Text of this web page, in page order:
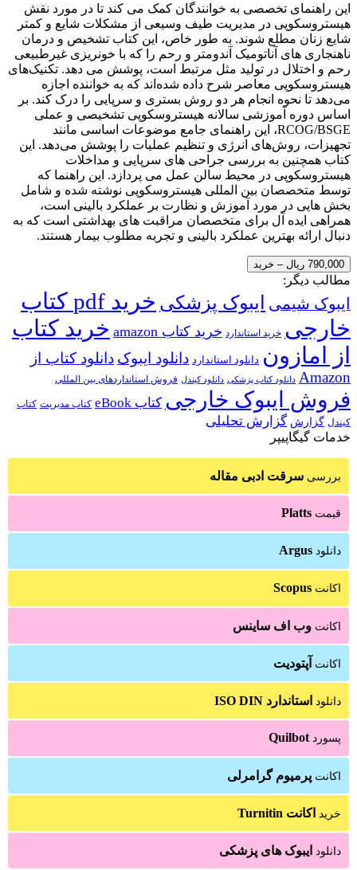
این راهنمای تخصصی به خوانندگان کمک می کند تا در مورد نقش
هیستروسکوپی در مدیریت طیف وسیعی از مشکلات شایع و کمتر
شایع زنان مطلع شوند. به طور خاص، این کتاب تشخیص و درمان
ناهنجاری های آناتومیک آندومتر و رحم را که با خونریزی غیرطبیعی
رحم و اختلال در تولید مثل مرتبط است، پوشش می دهد. تکنیک‌های
هیستروسکوپی معاصر شرح داده شده‌اند که به خواننده اجازه
می‌دهد تا نحوه انجام هر دو روش بستری و سرپایی را درک کند. بر
اساس دوره آموزشی سالانه هیستروسکوپی تشخیصی و عملی
RCOG/BSGE، این راهنمای جامع موضوعات اساسی مانند
تجهیزات، روش‌های انرژی و تنظیم عملیات را پوشش می‌دهد. این
کتاب همچنین به بررسی جراحی های سرپایی و مداخلات
هیستروسکوپی در محیط سالن عمل می پردازد. این راهنما که
توسط متخصصان بین المللی هیستروسکوپی نوشته شده و شامل
بخش هایی در مورد آموزش و نظارت بر عملکرد بالینی است،
همراهی ایده آل برای متخصصان مراقبت های بهداشتی است که به
دنبال ارائه بهترین عملکرد بالینی و تجربه مطلوب بیمار هستند.
790,000 ریال – خرید
مطالب دیگر:
ایبوک شیمی ایبوک پزشکی
خرید pdf کتاب
خارجی خرید استاندارد خرید کتاب amazon
خرید کتاب
از امازون دانلود استاندارد دانلود ایبوک دانلود کتاب از
Amazon دانلود کتاب پزشکی دانلود کیندل فروش استانداردهای بین المللی
فروش ایبوک خارجی کتاب eBook کتاب مدیریت کتاب
کیندل گزارش گزارش تحلیلی
خدمات گیگاپیپر
بررسی سرقت ادبی مقاله
قیمت Platts
دانلود Argus
اکانت Scopus
اکانت وب اف ساینس
اکانت آپتودیت
دانلود استاندارد ISO DIN
پسورد Quilbot
اکانت پرمیوم گرامرلی
خرید اکانت Turnitin
دانلود ایبوک های پزشکی